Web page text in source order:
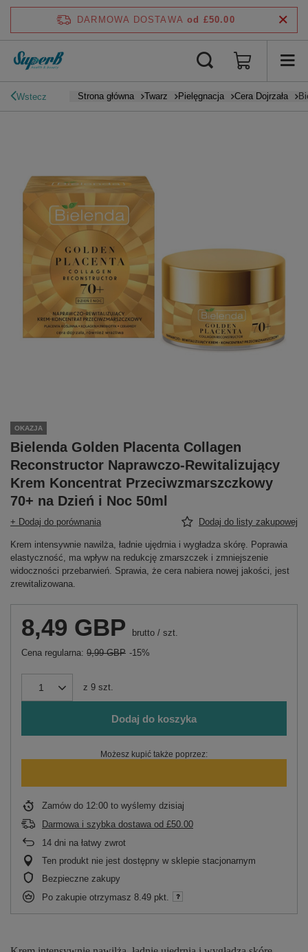
DARMOWA DOSTAWA od £50.00
Wstecz Strona główna Twarz Pielęgnacja Cera Dojrzała
OKAZJA
Bielenda Golden Placenta Collagen
Reconstructor Naprawczo-Rewitalizujący
Krem Koncentrat Przeciwzmarszczkowy
70+ na Dzień i Noc 50ml
+ Dodaj do porównania Dodaj do listy zakupowej
Krem intensywnie nawilża, ładnie ujędrnia i wygładza skórę. Poprawia
elastyczność, ma wpływ na redukcję zmarszczek i zmniejszenie
widoczności przebarwień. Sprawia, że cera nabiera nowej jakości, jest
zrewitalizowana.
8,49 GBP brutto / szt.
Cena regularna: 9,99 GBP -15%
z 9 szt.
Dodaj do koszyka
Możesz kupić także poprzez:
Zamów do 12:00 to wyślemy dzisiaj
Darmowa i szybka dostawa od £50.00
14 dni na łatwy zwrot
Ten produkt nie jest dostępny w sklepie stacjonarnym
Bezpieczne zakupy
Po zakupie otrzymasz 8.49 pkt.